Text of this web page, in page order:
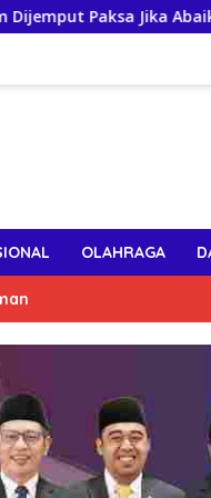
Jika Abaikan Surat
OLAHRAGA